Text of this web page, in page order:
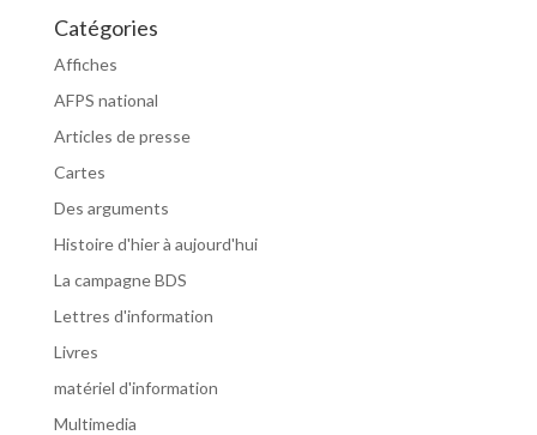
Catégories
Affiches
AFPS national
Articles de presse
Cartes
Des arguments
Histoire d'hier à aujourd'hui
La campagne BDS
Lettres d'information
Livres
matériel d'information
Multimedia